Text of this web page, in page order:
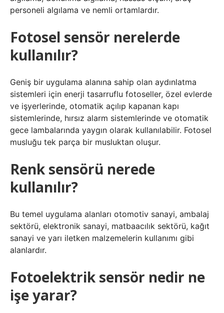
personeli algılama ve nemli ortamlardır.
Fotosel sensör nerelerde
kullanılır?
Geniş bir uygulama alanına sahip olan aydınlatma
sistemleri için enerji tasarruflu fotoseller, özel evlerde
ve işyerlerinde, otomatik açılıp kapanan kapı
sistemlerinde, hırsız alarm sistemlerinde ve otomatik
gece lambalarında yaygın olarak kullanılabilir. Fotosel
musluğu tek parça bir musluktan oluşur.
Renk sensörü nerede
kullanılır?
Bu temel uygulama alanları otomotiv sanayi, ambalaj
sektörü, elektronik sanayi, matbaacılık sektörü, kağıt
sanayi ve yarı iletken malzemelerin kullanımı gibi
alanlardır.
Fotoelektrik sensör nedir ne
işe yarar?